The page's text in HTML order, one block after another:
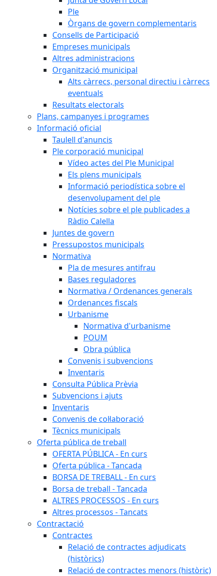
Ple
Òrgans de govern complementaris
Consells de Participació
Empreses municipals
Altres administracions
Organització municipal
Alts càrrecs, personal directiu i càrrecs
eventuals
Resultats electorals
Plans, campanyes i programes
Informació oficial
Taulell d'anuncis
Ple corporació municipal
Vídeo actes del Ple Municipal
Els plens municipals
Informació periodística sobre el
desenvolupament del ple
Notícies sobre el ple publicades a
Ràdio Calella
Juntes de govern
Pressupostos municipals
Normativa
Pla de mesures antifrau
Bases reguladores
Normativa / Ordenances generals
Ordenances fiscals
Urbanisme
Normativa d'urbanisme
POUM
Obra pública
Convenis i subvencions
Inventaris
Consulta Pública Prèvia
Subvencions i ajuts
Inventaris
Convenis de col·laboració
Tècnics municipals
Oferta pública de treball
OFERTA PÚBLICA - En curs
Oferta pública - Tancada
BORSA DE TREBALL - En curs
Borsa de treball - Tancada
ALTRES PROCESSOS - En curs
Altres processos - Tancats
Contractació
Contractes
Relació de contractes adjudicats
(històrics)
Relació de contractes menors (històric)